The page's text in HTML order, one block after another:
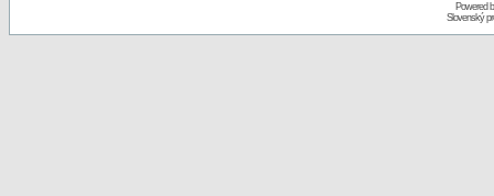
Powered
Slovenský